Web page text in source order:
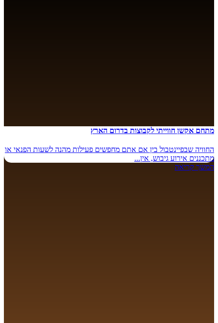
מתחם אקשן חווייתי לקבוצות בדרום הארץ
החוויה שבפיינטבול בין אם אתם מחפשים פעילות מהנה לשעות הפנאי או
מתכננים אירוע גיבוש, אין...
המשך קריאה